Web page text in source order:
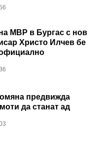
МВР в Бургас с нов
Христо Илчев бе
предвижда
да станат ад